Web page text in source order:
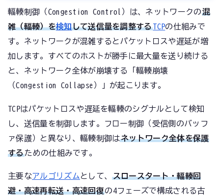
輻輳制御（Congestion Control）は、ネットワークの混
雑（輻輳）を検知して送信量を調整するTCPの仕組みで
す。ネットワークが混雑するとパケットロスや遅延が増
加します。すべてのホストが勝手に最大量を送り続ける
と、ネットワーク全体が崩壊する「輻輳崩壊
（Congestion Collapse）」が起こります。
TCPはパケットロスや遅延を輻輳のシグナルとして検知
し、送信量を制御します。フロー制御（受信側のバッフ
ァ保護）と異なり、輻輳制御はネットワーク全体を保護
するための仕組みです。
主要なアルゴリズムとして、スロースタート・輻輳回
避・高速再転送・高速回復の4フェーズで構成される古